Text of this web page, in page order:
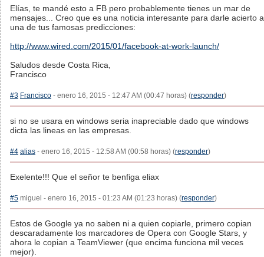
Elías, te mandé esto a FB pero probablemente tienes un mar de
mensajes... Creo que es una noticia interesante para darle acierto a
una de tus famosas predicciones:
http://www.wired.com/2015/01/facebook-at-work-launch/
Saludos desde Costa Rica,
Francisco
#3 Francisco - enero 16, 2015 - 12:47 AM (00:47 horas) (responder)
si no se usara en windows seria inapreciable dado que windows
dicta las lineas en las empresas.
#4 alias - enero 16, 2015 - 12:58 AM (00:58 horas) (responder)
Exelente!!! Que el señor te benfiga eliax
#5 miguel - enero 16, 2015 - 01:23 AM (01:23 horas) (responder)
Estos de Google ya no saben ni a quien copiarle, primero copian
descaradamente los marcadores de Opera con Google Stars, y
ahora le copian a TeamViewer (que encima funciona mil veces
mejor).